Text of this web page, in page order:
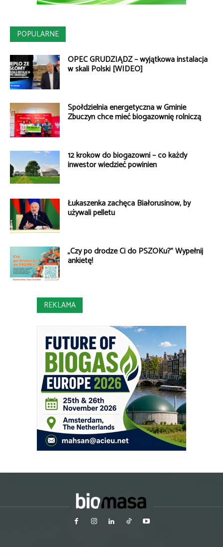
POPULARNE
OPEC GRUDZIĄDZ – wyjątkowa instalacja
w skali Polski [WIDEO]
Spółdzielnia energetyczna w Gminie
Zbuczyn chce mieć biogazownię rolniczą
12 kroków do biogazowni – co każdy
inwestor wiedzieć powinien
Łukaszenka zachęca Białorusinów, by
używali pelletu
„Czy po drodze Ci do PSZOKu?” Wypełnij
ankietę!
REKLAMA